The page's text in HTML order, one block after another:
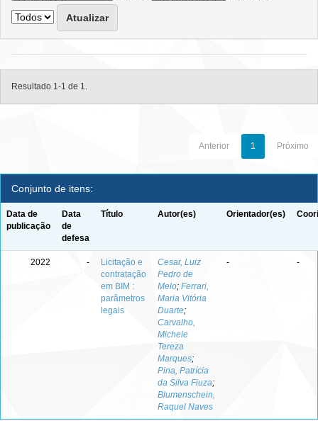
Resultado 1-1 de 1.
Anterior 1 Próximo
Conjunto de itens:
Data de
publicação
Data
de
defesa
Título Autor(es) Orientador(es)
2022 -
Licitação e
contratação
em BIM :
parâmetros
legais
Cesar, Luiz
Pedro de
Melo; Ferrari,
Maria Vitória
Duarte;
Carvalho,
Michele
Tereza
Marques;
Pina, Patrícia
da Silva Fiuza;
Blumenschein,
Raquel Naves
- -